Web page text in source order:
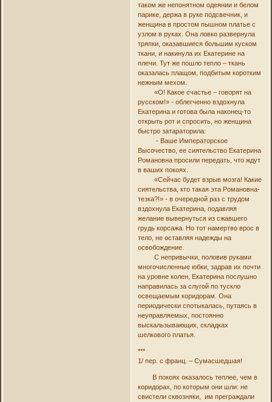
таком же непонятном одеянии и белом
парике, держа в руке подсвечник, и
женщина в простом пышном платье с
узлом в руках. Она ловко развернула
тряпки, оказавшиеся большим куском
ткани, и накинула их Екатерине на
плечи. Тут же пошло тепло – ткань
оказалась плащом, подбитым коротким
нежным мехом.
«О! Какое счастье – говорят на
русском!» - облегченно вздохнула
Екатерина и готова была наконец-то
открыть рот и спросить, но женщина
быстро затараторила:
- Ваше Императорское
Высочество, ее сиятельство Екатерина
Романовна просили передать, что ждут
в ваших покоях.
«Сейчас будет взрыв мозга! Какие
сиятельства, кто такая эта Романовна-
тезка?!» - в очередной раз с трудом
вздохнула Екатерина, подавляя
желание вывернуться из сжавшего
грудь корсажа. Но тот намертво врос в
тело, не оставляя надежды на
освобождение.
С непривычки, половив руками
многочисленные юбки, задрав их почти
на уровне колен, Екатерина послушно
направилась за слугой по тускло
освещаемым коридорам. Она
периодически спотыкалась, путаясь в
неуправляемых, постоянно
выскальзывающих, складках
шелкового платья.
***
1/ пер. с франц. – Сумасшедшая!
В покоях оказалось теплее, чем в
коридорах, по которым они шли: не
свистели сквозняки, им преграждали